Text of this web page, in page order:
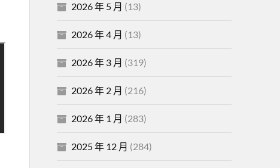
2026 年 5 月 (13)
2026 年 4 月 (13)
2026 年 3 月 (319)
2026 年 2 月 (216)
2026 年 1 月 (283)
2025 年 12 月 (284)